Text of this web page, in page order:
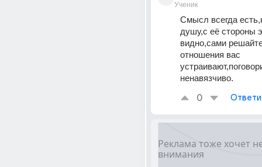
Ученик
Смысл всегда
душу,с её стороны
видно,сами
отношения вас
ненавязчиво.
0